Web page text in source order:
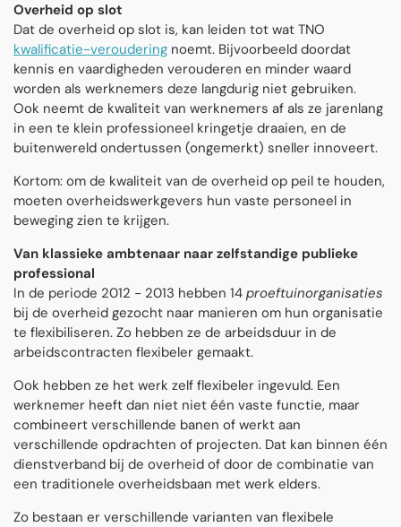
Overheid op slot
Dat de overheid op slot is, kan leiden tot wat TNO
kwalificatie-veroudering noemt. Bijvoorbeeld doordat
kennis en vaardigheden verouderen en minder waard
worden als werknemers deze langdurig niet gebruiken.
Ook neemt de kwaliteit van werknemers af als ze jarenlang
in een te klein professioneel kringetje draaien, en de
buitenwereld ondertussen (ongemerkt) sneller innoveert.
Kortom: om de kwaliteit van de overheid op peil te houden,
moeten overheidswerkgevers hun vaste personeel in
beweging zien te krijgen.
Van klassieke ambtenaar naar zelfstandige publieke
professional
In de periode 2012 - 2013 hebben 14 proeftuinorganisaties
bij de overheid gezocht naar manieren om hun organisatie
te flexibiliseren. Zo hebben ze de arbeidsduur in de
arbeidscontracten flexibeler gemaakt.
Ook hebben ze het werk zelf flexibeler ingevuld. Een
werknemer heeft dan niet niet één vaste functie, maar
combineert verschillende banen of werkt aan
verschillende opdrachten of projecten. Dat kan binnen één
dienstverband bij de overheid of door de combinatie van
een traditionele overheidsbaan met werk elders.
Zo bestaan er verschillende varianten van flexibele